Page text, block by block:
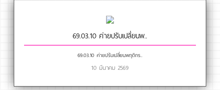
69.03.10 ค่ายปรับเปลี่ยนพ..
69.03.10 ค่ายปรับเปลี่ยนพฤติกร..
10 มีนาคม 2569